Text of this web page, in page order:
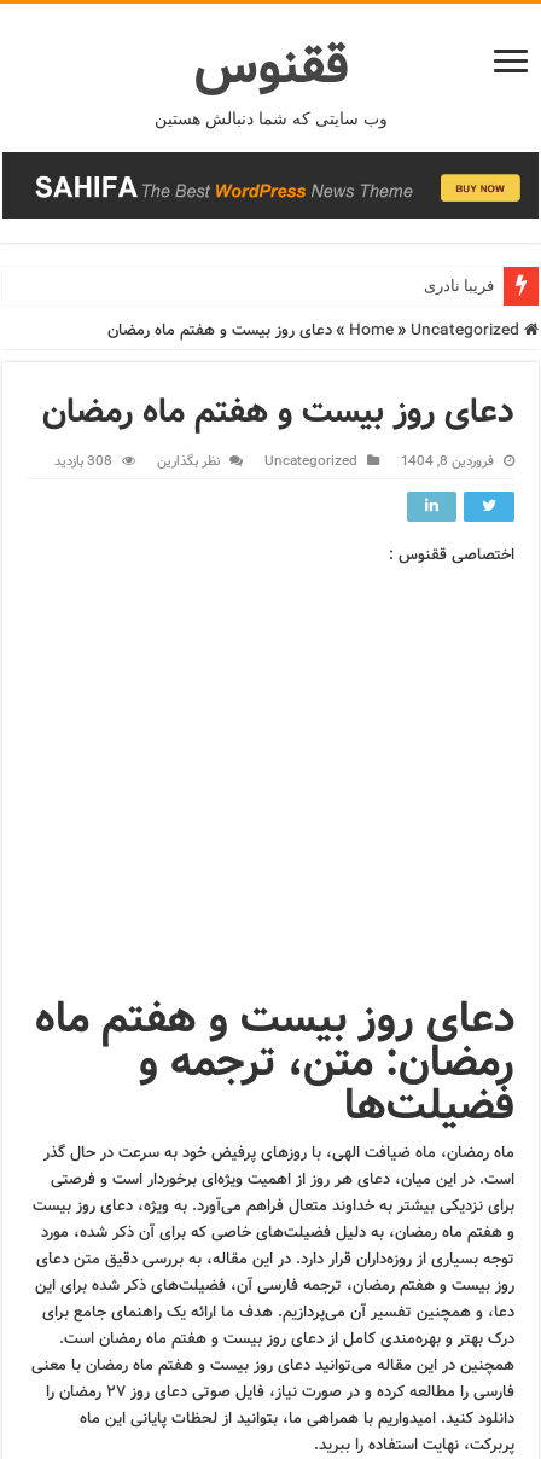
ققنوس
وب سایتی که شما دنبالش هستین
فریبا نادری
» Uncategorized
»دعای روز بیست و هفتم ماه رمضان
دعای روز بیست و هفتم ماه رمضان
فروردین 8, 1404 Uncategorized نظر بگذارین 308 بازدید
اختصاصی ققنوس :
دعای روز بیست و هفتم ماه
رمضان: متن، ترجمه و
فضیلت‌ها
ماه رمضان، ماه ضیافت الهی، با روزهای پرفیض خود به سرعت در حال گذر
است. در این میان، دعای هر روز از اهمیت ویژه‌ای برخوردار است و فرصتی
برای نزدیکی بیشتر به خداوند متعال فراهم می‌آورد. به ویژه، دعای روز بیست
و هفتم ماه رمضان، به دلیل فضیلت‌های خاصی که برای آن ذکر شده، مورد
توجه بسیاری از روزه‌داران قرار دارد. در این مقاله، به بررسی دقیق متن دعای
روز بیست و هفتم رمضان، ترجمه فارسی آن، فضیلت‌های ذکر شده برای این
دعا، و همچنین تفسیر آن می‌پردازیم. هدف ما ارائه یک راهنمای جامع برای
درک بهتر و بهره‌مندی کامل از دعای روز بیست و هفتم ماه رمضان است.
همچنین در این مقاله می‌توانید دعای روز بیست و هفتم ماه رمضان با معنی
فارسی را مطالعه کرده و در صورت نیاز، فایل صوتی دعای روز ۲۷ رمضان را
دانلود کنید. امیدواریم با همراهی ما، بتوانید از لحظات پایانی این ماه
پربرکت، نهایت استفاده را ببرید.